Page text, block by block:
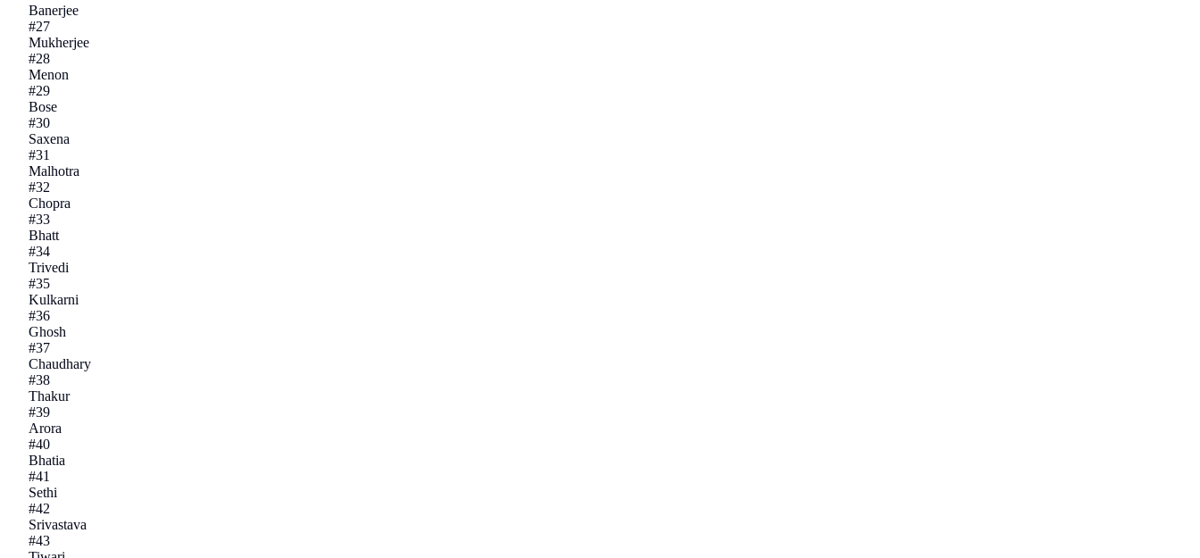
Banerjee
#27
Mukherjee
#28
Menon
#29
Bose
#30
Saxena
#31
Malhotra
#32
Chopra
#33
Bhatt
#34
Trivedi
#35
Kulkarni
#36
Ghosh
#37
Chaudhary
#38
Thakur
#39
Arora
#40
Bhatia
#41
Sethi
#42
Srivastava
#43